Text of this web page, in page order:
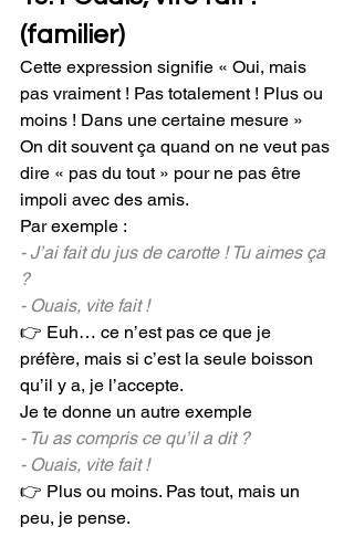
(familier)
Cette expression signifie « Oui, mais
pas vraiment ! Pas totalement ! Plus ou
moins ! Dans une certaine mesure »
On dit souvent ça quand on ne veut pas
dire « pas du tout » pour ne pas être
impoli avec des amis.
Par exemple :
- J’ai fait du jus de carotte ! Tu aimes ça
?
- Ouais, vite fait !
👉 Euh… ce n’est pas ce que je
préfère, mais si c’est la seule boisson
qu’il y a, je l’accepte.
Je te donne un autre exemple
- Tu as compris ce qu’il a dit ?
- Ouais, vite fait !
👉 Plus ou moins. Pas tout, mais un
peu, je pense.